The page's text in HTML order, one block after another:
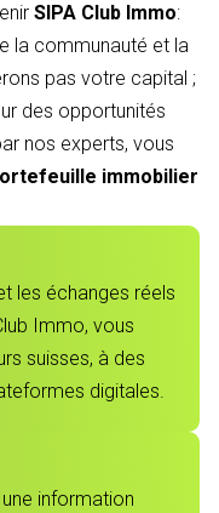
SIPA Club Immo:
la communauté et la
pas votre capital ;
des opportunités
nos experts, vous
immobilier
les échanges réels
Immo, vous
suisses, à des
digitales.
information